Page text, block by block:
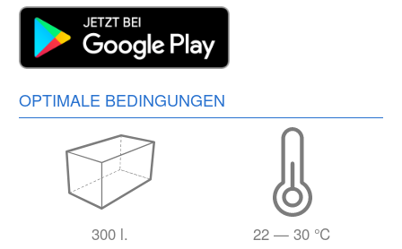
OPTIMALE BEDINGUNGEN
300 l. 22 — 30 ℃